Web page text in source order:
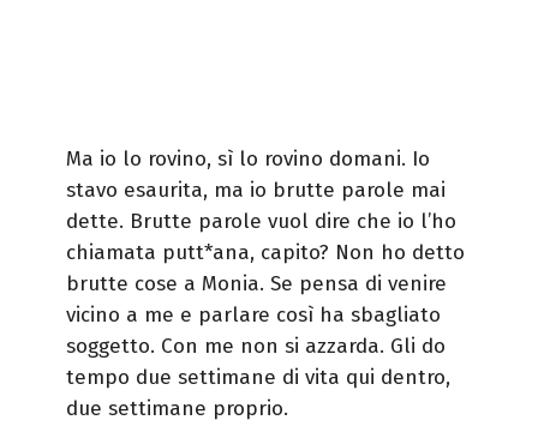
Ma io lo rovino, sì lo rovino domani. Io
stavo esaurita, ma io brutte parole mai
dette. Brutte parole vuol dire che io l’ho
chiamata putt*ana, capito? Non ho detto
brutte cose a Monia. Se pensa di venire
vicino a me e parlare così ha sbagliato
soggetto. Con me non si azzarda. Gli do
tempo due settimane di vita qui dentro,
due settimane proprio.